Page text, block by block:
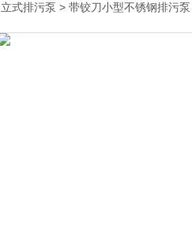
立式排污泵 > 带铰刀小型不锈钢排污泵